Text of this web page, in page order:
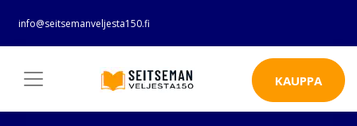
info@seitsemanveljesta150.fi
KAUPPA